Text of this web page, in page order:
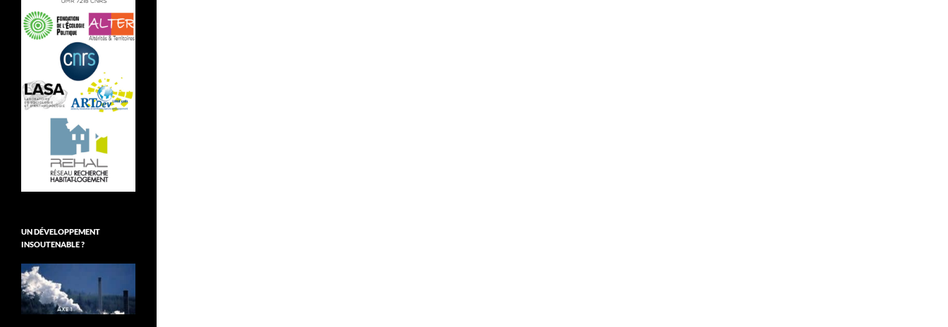
UN DÉVELOPPEMENT
INSOUTENABLE ?